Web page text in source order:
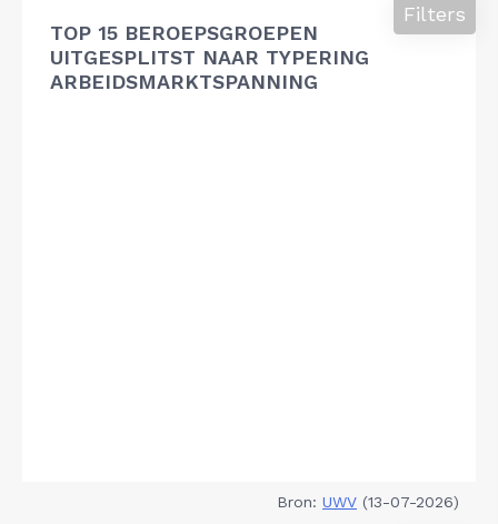
TOP 15 BEROEPSGROEPEN
UITGESPLITST NAAR TYPERING
ARBEIDSMARKTSPANNING
Filters
Bron: UWV (13-07-2026)